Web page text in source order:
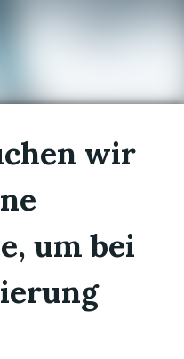
wir
um bei